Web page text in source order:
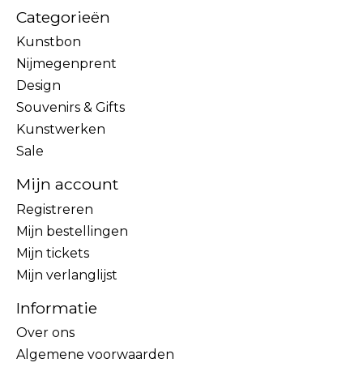
Categorieën
Kunstbon
Nijmegenprent
Design
Souvenirs & Gifts
Kunstwerken
Sale
Mijn account
Registreren
Mijn bestellingen
Mijn tickets
Mijn verlanglijst
Informatie
Over ons
Algemene voorwaarden